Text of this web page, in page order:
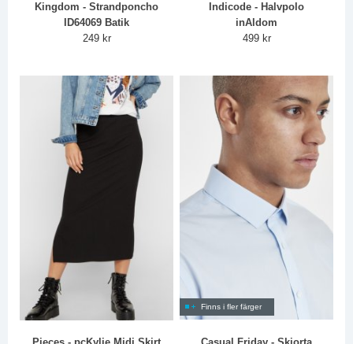
Kingdom - Strandponcho
ID64069 Batik
249 kr
Indicode - Halvpolo
inAldom
499 kr
Finns i fler färger